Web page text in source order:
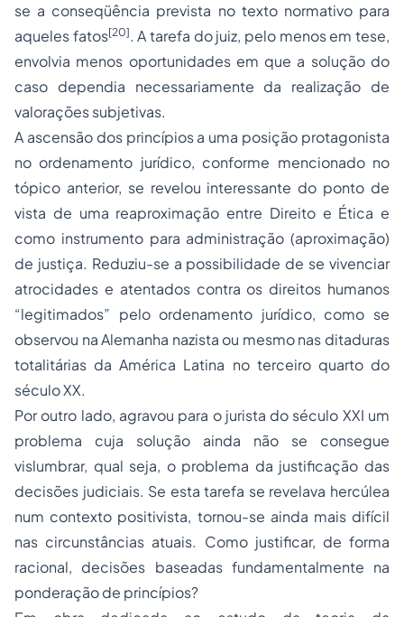
se a conseqüência prevista no texto normativo para
aqueles fatos[20]. A tarefa do juiz, pelo menos em tese,
envolvia menos oportunidades em que a solução do
caso dependia necessariamente da realização de
valorações subjetivas.
A ascensão dos princípios a uma posição protagonista
no ordenamento jurídico, conforme mencionado no
tópico anterior, se revelou interessante do ponto de
vista de uma reaproximação entre Direito e Ética e
como instrumento para administração (aproximação)
de justiça. Reduziu-se a possibilidade de se vivenciar
atrocidades e atentados contra os direitos humanos
“legitimados” pelo ordenamento jurídico, como se
observou na Alemanha nazista ou mesmo nas ditaduras
totalitárias da América Latina no terceiro quarto do
século XX.
Por outro lado, agravou para o jurista do século XXI um
problema cuja solução ainda não se consegue
vislumbrar, qual seja, o problema da justificação das
decisões judiciais. Se esta tarefa se revelava hercúlea
num contexto positivista, tornou-se ainda mais difícil
nas circunstâncias atuais. Como justificar, de forma
racional, decisões baseadas fundamentalmente na
ponderação de princípios?